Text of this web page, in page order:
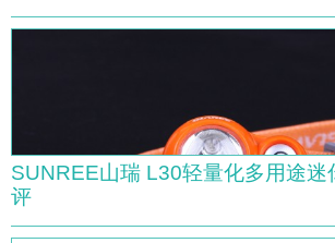
SUNREE山瑞 L30轻量化多用途迷
评